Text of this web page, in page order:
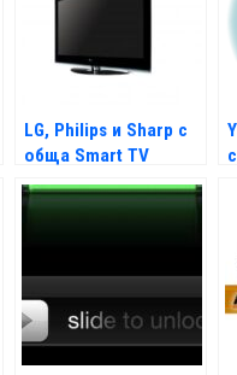
LG, Philips и Sharp с
обща Smart TV
платформа